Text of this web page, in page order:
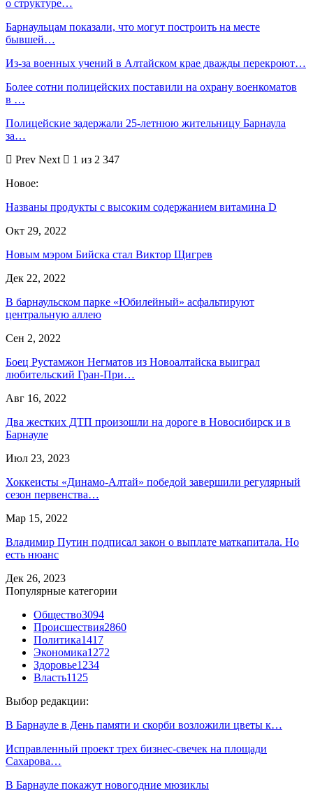
о структуре…
Барнаульцам показали, что могут построить на месте
бывшей…
Из-за военных учений в Алтайском крае дважды перекроют…
Более сотни полицейских поставили на охрану военкоматов
в …
Полицейские задержали 25-летнюю жительницу Барнаула
за…
Prev Next
1 из 2 347
Новое:
Названы продукты с высоким содержанием витамина D
Окт 29, 2022
Новым мэром Бийска стал Виктор Щигрев
Дек 22, 2022
В барнаульском парке «Юбилейный» асфальтируют
центральную аллею
Сен 2, 2022
Боец Рустамжон Негматов из Новоалтайска выиграл
любительский Гран-При…
Авг 16, 2022
Два жестких ДТП произошли на дороге в Новосибирск и в
Барнауле
Июл 23, 2023
Хоккеисты «Динамо-Алтай» победой завершили регулярный
сезон первенства…
Мар 15, 2022
Владимир Путин подписал закон о выплате маткапитала. Но
есть нюанс
Дек 26, 2023
Популярные категории
Общество3094
Происшествия2860
Политика1417
Экономика1272
Здоровье1234
Власть1125
Выбор редакции:
В Барнауле в День памяти и скорби возложили цветы к…
Исправленный проект трех бизнес-свечек на площади
Сахарова…
В Барнауле покажут новогодние мюзиклы